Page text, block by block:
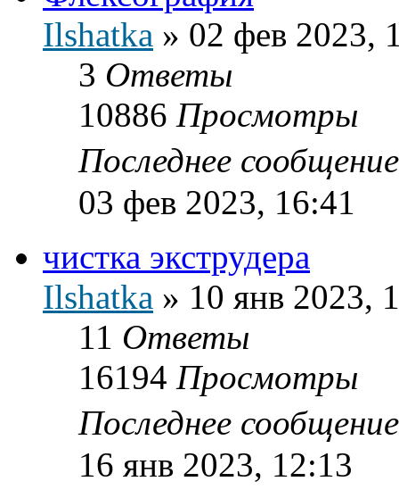
Ilshatka » 02 фев 2023,
3 Ответы
10886 Просмотры
Последнее
03 фев 2023, 16:41
чистка экструдера
Ilshatka » 10 янв 2023,
11 Ответы
16194 Просмотры
Последнее
16 янв 2023, 12:13